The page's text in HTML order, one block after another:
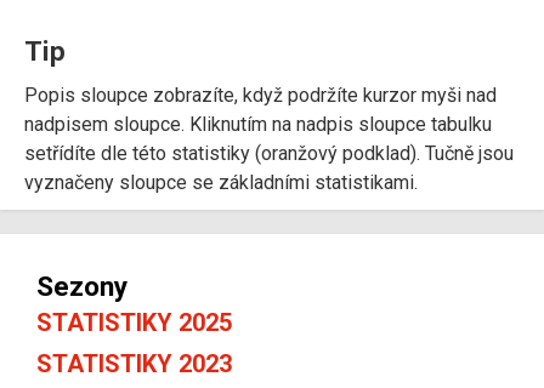
Tip
Popis sloupce zobrazíte, když podržíte kurzor myši nad
nadpisem sloupce. Kliknutím na nadpis sloupce tabulku
setřídíte dle této statistiky (oranžový podklad). Tučně jsou
vyznačeny sloupce se základními statistikami.
Sezony
STATISTIKY 2025
STATISTIKY 2023